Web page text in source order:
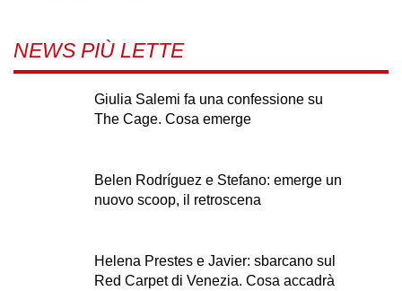
NEWS PIÙ LETTE
Giulia Salemi fa una confessione su
The Cage. Cosa emerge
Belen Rodríguez e Stefano: emerge un
nuovo scoop, il retroscena
Helena Prestes e Javier: sbarcano sul
Red Carpet di Venezia. Cosa accadrà